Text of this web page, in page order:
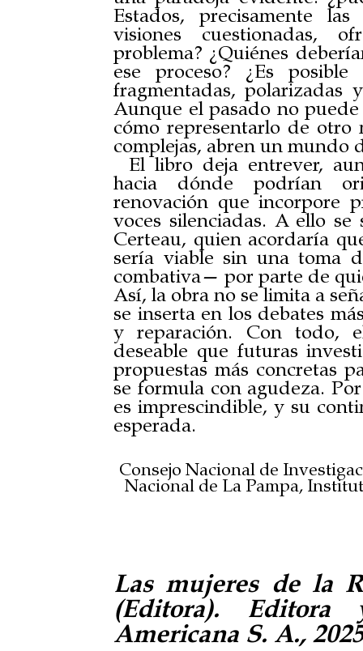
Estados, precisamente
visiones cuestionadas,
problema? ¿Quiénes
ese proceso? ¿Es posible
fragmentadas, polarizadas
Aunque el pasado no
cómo representarlo de otro
complejas, abren un mundo
El libro deja entrever,
hacia dónde podrían
renovación que incorpore
voces silenciadas. A ello
Certeau, quien acordaría
sería viable sin una toma
combativa— por parte de
Así, la obra no se limita a
se inserta en los debates
y reparación. Con todo,
deseable que futuras
propuestas más concretas
se formula con agudeza.
es imprescindible, y su
esperada.
Consejo Nacional de
Nacional de La Pampa,
Las mujeres de la
(Editora). Editora
Americana S. A.,